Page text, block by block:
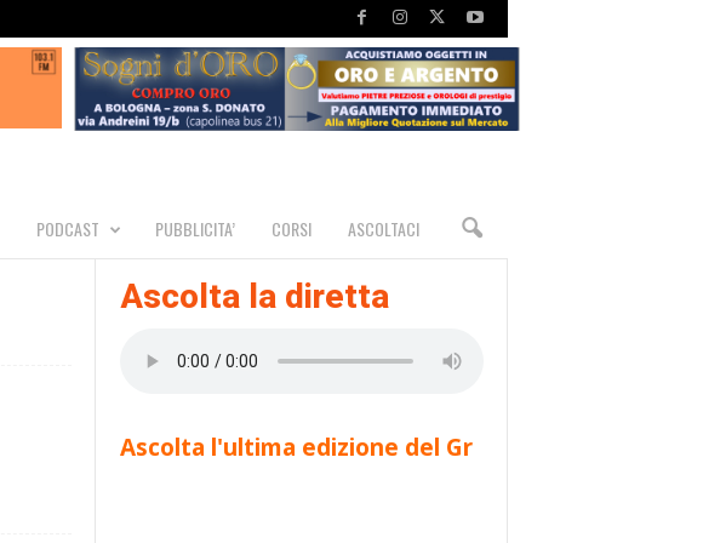
PODCAST PUBBLICITA’ CORSI ASCOLTACI
Ascolta la diretta
Ascolta l'ultima edizione del Gr